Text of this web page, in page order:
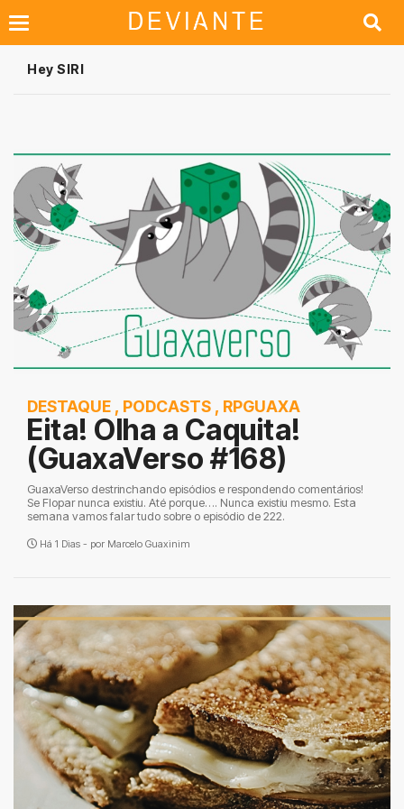
Hey SIRI
DESTAQUE , PODCASTS , RPGUAXA
Eita! Olha a Caquita!
(GuaxaVerso #168)
GuaxaVerso destrinchando episódios e respondendo comentários!
Se Flopar nunca existiu. Até porque…. Nunca existiu mesmo. Esta
semana vamos falar tudo sobre o episódio de 222.
Há 1 Dias - por Marcelo Guaxinim